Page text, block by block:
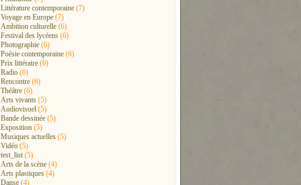
Littérature contemporaine (7)
Voyage en Europe (7)
Ambition culturelle (6)
Festival des lycéens (6)
Photographie (6)
Poésie contemporaine (6)
Prix littéraire (6)
Radio (6)
Rencontre (6)
Théâtre (6)
Arts vivants (5)
Audiovisuel (5)
Bande dessinée (5)
Exposition (5)
Musiques actuelles (5)
Vidéo (5)
test_list (5)
Arts de la scène (4)
Arts plastiques (4)
Danse (4)